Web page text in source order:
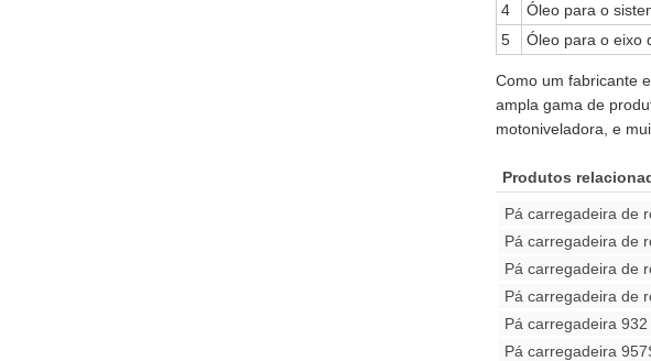
4
Óleo para o
5
Óleo para o eixo
Como um fabricante
ampla gama de
motoniveladora, e
Produtos
Pá carregadeira de
Pá carregadeira de
Pá carregadeira de
Pá carregadeira de
Pá carregadeira 932
Pá carregadeira